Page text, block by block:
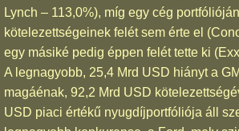
Lynch – 113,0%), míg egy cég
kötelezettségeinek felét sem érte el
egy másiké pedig éppen felét tette ki
A legnagyobb, 25,4 Mrd USD hiányt a
magáénak, 92,2 Mrd USD
USD piaci értékű nyugdíjportfóliója áll